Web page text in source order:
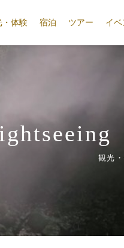
・体験 宿泊 ツアー イベ
観光